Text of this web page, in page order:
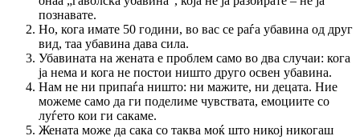
познавате.
Но, кога имате 50 години, во вас се раѓа убавина од друг
вид, таа убавина дава сила.
Убавината на жената е проблем само во два случаи: кога
ја нема и кога не постои ништо друго освен убавина.
Нам не ни припаѓа ништо: ни мажите, ни децата. Ние
можеме само да ги поделиме чувствата, емоциите со
луѓето кои ги сакаме.
Жената може да сака со таква моќ што никој никогаш